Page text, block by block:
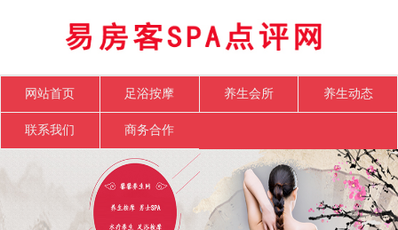
网站首页 足浴按摩 养生会所 养生动态
联系我们 商务合作